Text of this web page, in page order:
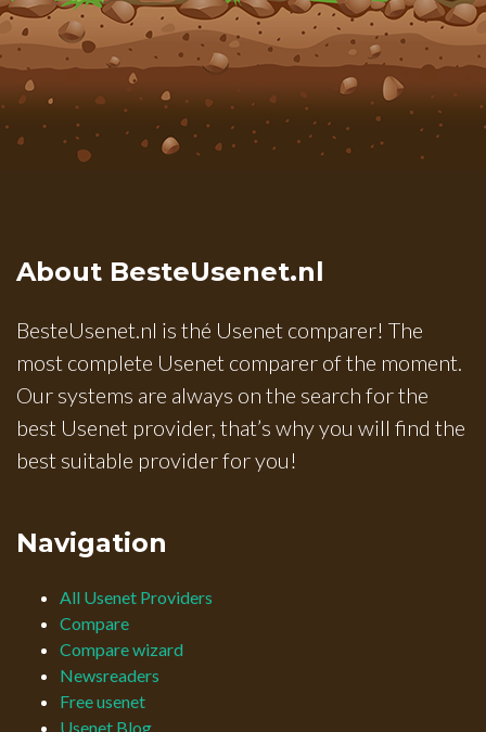
About BesteUsenet.nl
BesteUsenet.nl is thé Usenet comparer! The
most complete Usenet comparer of the moment.
Our systems are always on the search for the
best Usenet provider, that’s why you will find the
best suitable provider for you!
Navigation
All Usenet Providers
Compare
Compare wizard
Newsreaders
Free usenet
Usenet Blog